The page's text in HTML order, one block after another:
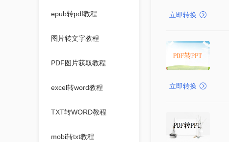
epub转pdf教程
图片转文字教程
PDF图片获取教程
excel转word教程
TXT转WORD教程
mobi转txt教程
立即转换
立即转换